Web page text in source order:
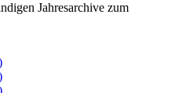
Jahresarchive zum